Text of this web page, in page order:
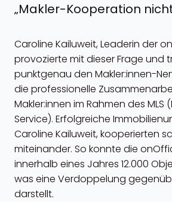
„Makler-Kooperation
Caroline Kailuweit, Leaderin der
provozierte mit dieser Frage und
punktgenau den Makler:innen-
die professionelle
Makler:innen im Rahmen des MLS
Service). Erfolgreiche
Caroline Kailuweit, kooperierten
miteinander. So konnte die
innerhalb eines Jahres 12.000
was eine Verdoppelung
darstellt.